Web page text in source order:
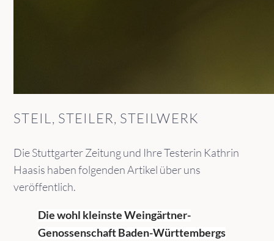
STEIL, STEILER, STEILWERK
Die Stuttgarter Zeitung und Ihre Testerin Kathrin
Haasis haben folgenden Artikel über uns
veröffentlich.
Die wohl kleinste Weingärtner-
Genossenschaft Baden-Württembergs